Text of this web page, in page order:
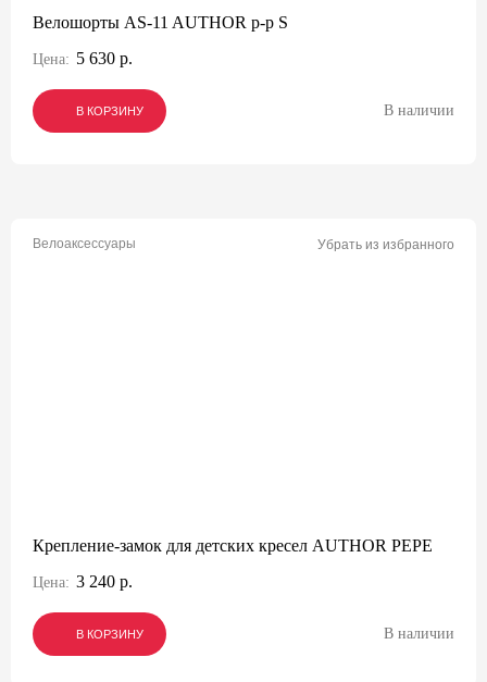
Велошорты AS-11 AUTHOR р-р S
Цена: 5 630 р.
В КОРЗИНУ
В КОРЗИНУ
В КОРЗИНУ В наличии
Велоаксессуары Убрать из избранного
Крепление-замок для детских кресел AUTHOR PEPE
Цена: 3 240 р.
В КОРЗИНУ
В КОРЗИНУ
В КОРЗИНУ В наличии